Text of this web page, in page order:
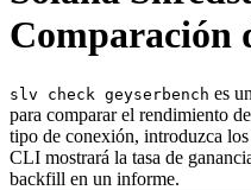
Comparación
slv check geyserbench es
para comparar el rendimiento
tipo de conexión, introduzca
CLI mostrará la tasa de
backfill en un informe.